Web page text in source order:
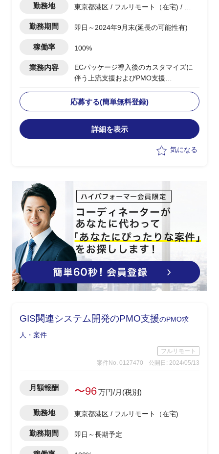
勤務地
東京都港区 / フルリモート（在宅) / 浜
勤務期間 即日～2024年9月末(延長の可能性有)
稼働率 100%
業務内容
ECパッケージ導入後のカスタマイズに
伴う上流支援およびPMO支援
・Hit＆Gap及び要件定義など上流工程を
担当
・PM補佐としてプロジェクトの管理お
よび推進を担当
応募する(簡単無料登録)
詳細を表示
気になる
GIS関連システム開発のPMO支援のPMO求
人・案件
フルリモート
案件No. 0127470
公開日: 2024/05/13
月額報酬 〜96万円/月(税別)
勤務地 東京都港区 / フルリモート（在宅)
勤務期間 即日～長期予定